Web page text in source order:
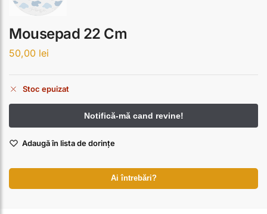
Mousepad 22 Cm
50,00 lei
Stoc epuizat
Adaugă în lista de dorințe
Ai întrebări?